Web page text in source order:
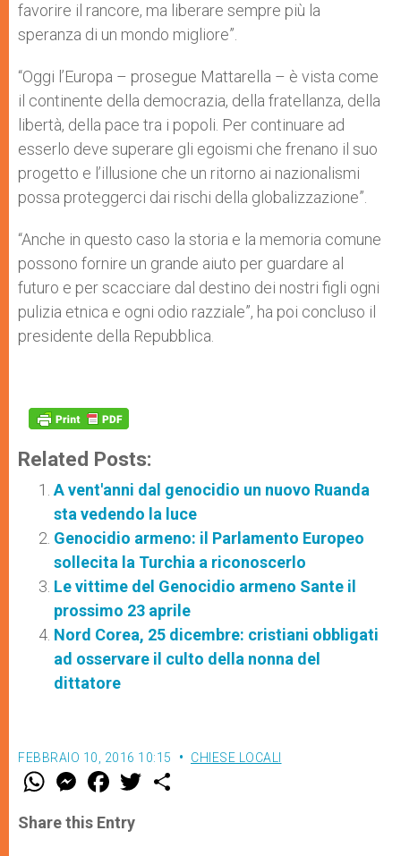
favorire il rancore, ma liberare sempre più la
speranza di un mondo migliore”.
“Oggi l’Europa – prosegue Mattarella – è vista come
il continente della democrazia, della fratellanza, della
libertà, della pace tra i popoli. Per continuare ad
esserlo deve superare gli egoismi che frenano il suo
progetto e l’illusione che un ritorno ai nazionalismi
possa proteggerci dai rischi della globalizzazione”.
“Anche in questo caso la storia e la memoria comune
possono fornire un grande aiuto per guardare al
futuro e per scacciare dal destino dei nostri figli ogni
pulizia etnica e ogni odio razziale”, ha poi concluso il
presidente della Repubblica.
Related Posts:
A vent'anni dal genocidio un nuovo Ruanda
sta vedendo la luce
Genocidio armeno: il Parlamento Europeo
sollecita la Turchia a riconoscerlo
Le vittime del Genocidio armeno Sante il
prossimo 23 aprile
Nord Corea, 25 dicembre: cristiani obbligati
ad osservare il culto della nonna del
dittatore
FEBBRAIO 10, 2016 10:15 CHIESE LOCALI
W
t
s
M
e
s
e
F
a
e
b
w
Share this Entry